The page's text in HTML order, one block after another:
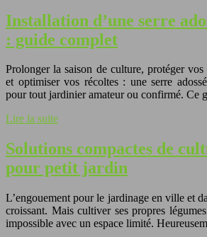
Installation d’une serre
: guide complet
Prolonger la saison de culture, protéger vos
et optimiser vos récoltes : une serre
pour tout jardinier amateur ou confirmé. Ce
Lire la suite
Solutions compactes de
pour petit jardin
L’engouement pour le jardinage en ville et
croissant. Mais cultiver ses propres
impossible avec un espace limité.